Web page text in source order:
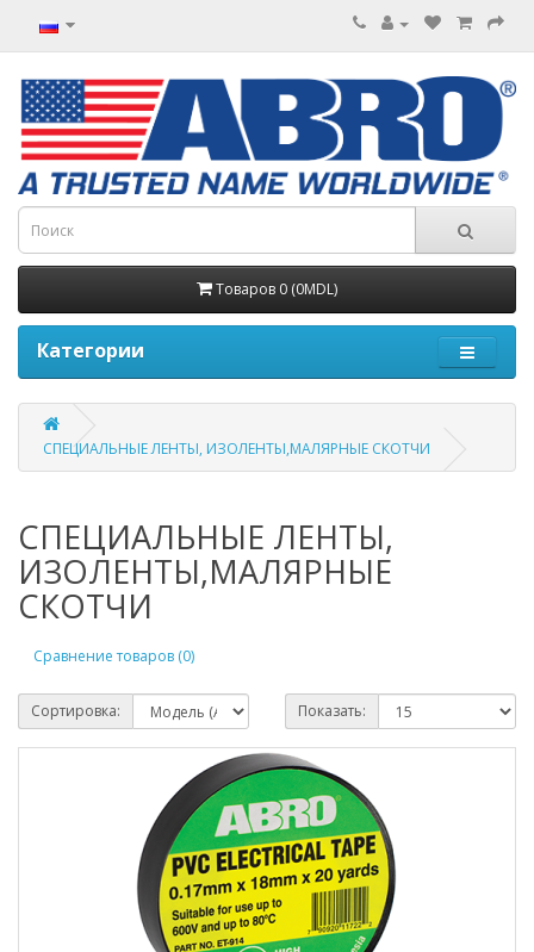
Товаров 0 (0MDL)
Категории
СПЕЦИАЛЬНЫЕ ЛЕНТЫ, ИЗОЛЕНТЫ,МАЛЯРНЫЕ СКОТЧИ
СПЕЦИАЛЬНЫЕ ЛЕНТЫ,
ИЗОЛЕНТЫ,МАЛЯРНЫЕ
СКОТЧИ
Сравнение товаров (0)
Сортировка: Показать: